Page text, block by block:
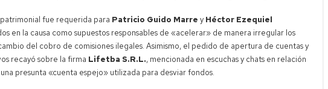
fue requerida para Patricio Guido Marre y Héctor Ezequiel
en la causa como supuestos responsables de «acelerar» de manera irregular los
del cobro de comisiones ilegales. Asimismo, el pedido de apertura de cuentas y
recayó sobre la firma Lifetba S.R.L., mencionada en escuchas y chats en relación
presunta «cuenta espejo» utilizada para desviar fondos.